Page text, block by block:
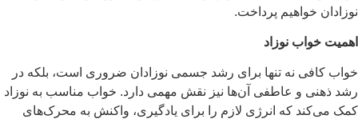
نوزادان خواهیم پرداخت.
اهمیت خواب نوزاد
خواب کافی نه تنها برای رشد جسمی نوزادان ضروری است، بلکه در
رشد ذهنی و عاطفی آن‌ها نیز نقش مهمی دارد. خواب مناسب به نوزاد
کمک می‌کند که انرژی لازم را برای یادگیری، واکنش به محرک‌های